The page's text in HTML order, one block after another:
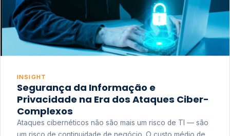
INSIGHT
Segurança da Informação e
Privacidade na Era dos Ataques Ciber-
Complexos
Ataques cibernéticos não são mais um risco de TI — são
um risco de continuidade de negócio. O custo médio de